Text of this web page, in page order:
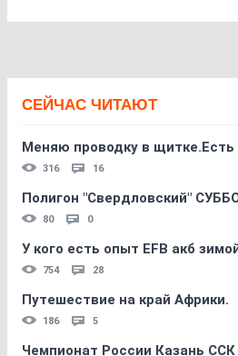
СЕЙЧАС ЧИТАЮТ
Меняю проводку в щитке.Есть
316 16
Полигон "Свердловский"
80 0
У кого есть опыт EFB акб
754 28
Путешествие на край Африки.
186 5
Чемпионат России Казань